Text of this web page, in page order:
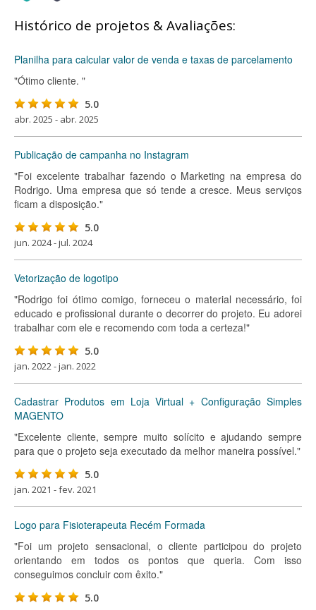
Histórico de projetos & Avaliações:
Planilha para calcular valor de venda e taxas de parcelamento
"Ótimo cliente. "
5.0
abr. 2025 - abr. 2025
Publicação de campanha no Instagram
"Foi excelente trabalhar fazendo o Marketing na empresa do
Rodrigo. Uma empresa que só tende a cresce. Meus serviços
ficam a disposição."
5.0
jun. 2024 - jul. 2024
Vetorização de logotipo
"Rodrigo foi ótimo comigo, forneceu o material necessário, foi
educado e profissional durante o decorrer do projeto. Eu adorei
trabalhar com ele e recomendo com toda a certeza!"
5.0
jan. 2022 - jan. 2022
Cadastrar Produtos em Loja Virtual + Configuração Simples
MAGENTO
"Excelente cliente, sempre muito solícito e ajudando sempre
para que o projeto seja executado da melhor maneira possível."
5.0
jan. 2021 - fev. 2021
Logo para Fisioterapeuta Recém Formada
"Foi um projeto sensacional, o cliente participou do projeto
orientando em todos os pontos que queria. Com isso
conseguimos concluir com êxito."
5.0